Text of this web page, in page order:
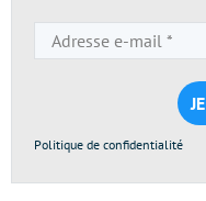
Politique de confidentialité